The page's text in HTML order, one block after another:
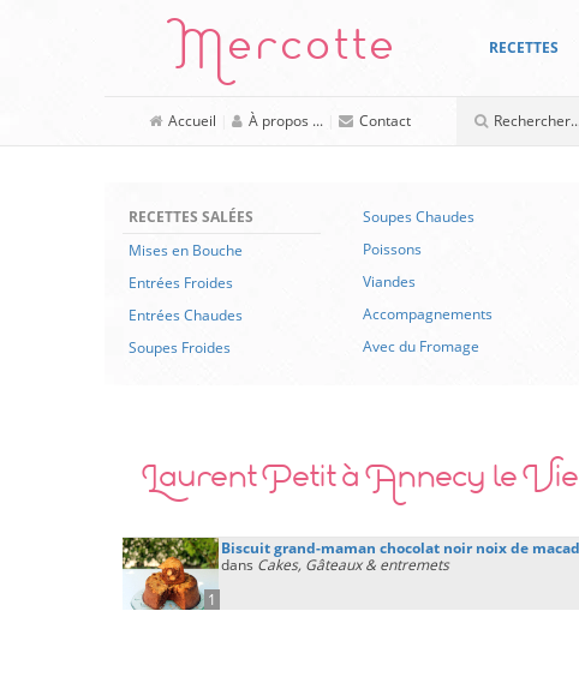
Mercotte RECETTES
Accueil | À propos ... | Contact
RECETTES SALÉES
Mises en Bouche
Entrées Froides
Entrées Chaudes
Soupes Froides
Soupes Chaudes
Poissons
Viandes
Accompagnements
Avec du Fromage
Laurent Petit à Annecy le
1
Biscuit grand-maman chocolat noir noix de
dans Cakes, Gâteaux & entremets